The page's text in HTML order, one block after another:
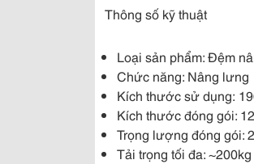
Thông số kỹ thuật
Loại sản phẩm: Đệm
Chức năng: Nâng lưng
Kích thước sử dụng:
Kích thước đóng gói:
Trọng lượng đóng gói:
Tải trọng tối đa: ~200kg